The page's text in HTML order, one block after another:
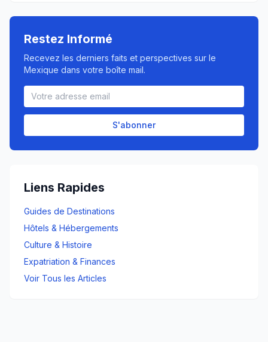
Restez Informé
Recevez les derniers faits et perspectives sur le
Mexique dans votre boîte mail.
S'abonner
Liens Rapides
Guides de Destinations
Hôtels & Hébergements
Culture & Histoire
Expatriation & Finances
Voir Tous les Articles